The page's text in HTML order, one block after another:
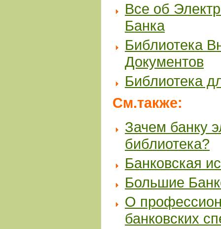
Все об
Банка
Библиотека
Документов
Библиотека
См.также:
Зачем банку
библиотека?
Банковская
Большие
О
банковских